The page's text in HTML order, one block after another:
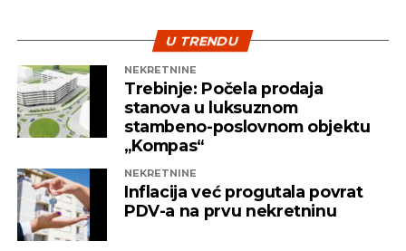
U TRENDU
NEKRETNINE
Trebinje: Počela prodaja
stanova u luksuznom
stambeno-poslovnom objektu
„Kompas“
NEKRETNINE
Inflacija već progutala povrat
PDV-a na prvu nekretninu